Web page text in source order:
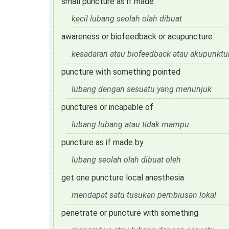
kecil lubang seolah olah dibuat
awareness or biofeedback or acupuncture
kesadaran atau biofeedback atau
puncture with something pointed
lubang dengan sesuatu yang menunjuk
punctures or incapable of
lubang lubang atau tidak mampu
puncture as if made by
lubang seolah olah dibuat oleh
get one puncture local anesthesia
mendapat satu tusukan pembiusan lokal
penetrate or puncture with something